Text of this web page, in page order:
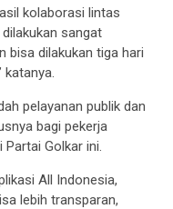
kolaborasi lintas
sangat
bisa dilakukan tiga hari
pelayanan publik dan
bagi pekerja
Golkar ini.
All Indonesia,
lebih transparan,